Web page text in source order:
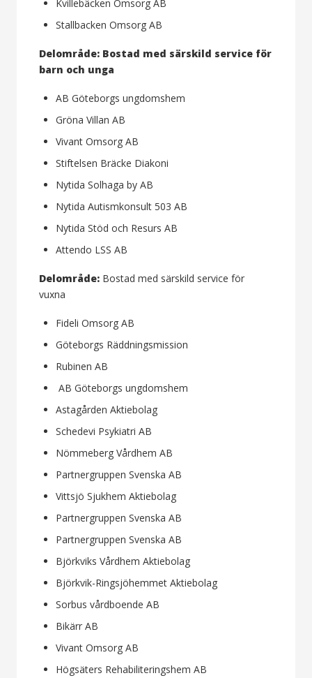
Kvillebäcken Omsorg AB
Stallbacken Omsorg AB
Delområde: Bostad med särskild service för
barn och unga
AB Göteborgs ungdomshem
Gröna Villan AB
Vivant Omsorg AB
Stiftelsen Bräcke Diakoni
Nytida Solhaga by AB
Nytida Autismkonsult 503 AB
Nytida Stöd och Resurs AB
Attendo LSS AB
Delområde: Bostad med särskild service för
vuxna
Fideli Omsorg AB
Göteborgs Räddningsmission
Rubinen AB
AB Göteborgs ungdomshem
Astagården Aktiebolag
Schedevi Psykiatri AB
Nömmeberg Vårdhem AB
Partnergruppen Svenska AB
Vittsjö Sjukhem Aktiebolag
Partnergruppen Svenska AB
Partnergruppen Svenska AB
Björkviks Vårdhem Aktiebolag
Björkvik-Ringsjöhemmet Aktiebolag
Sorbus vårdboende AB
Bikärr AB
Vivant Omsorg AB
Högsäters Rehabiliteringshem AB